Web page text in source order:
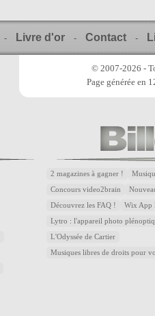
- Livre d'or - Contact -
© 2007-2026 -
Page générée en
2 magazines à gagner !
Concours video2brain
Découvrez les FAQ ! Wix App
Lytro : l'appareil photo
L'Odyssée de Cartier
Musiques libres de droits pour